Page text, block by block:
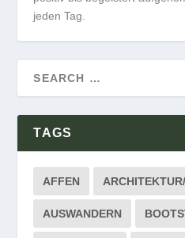
jeden Tag.
TAGS
AFFEN
AUSWANDERN